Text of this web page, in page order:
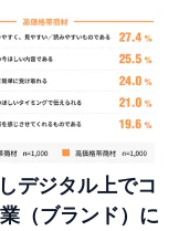
デジタル上でコ
（ブランド）に